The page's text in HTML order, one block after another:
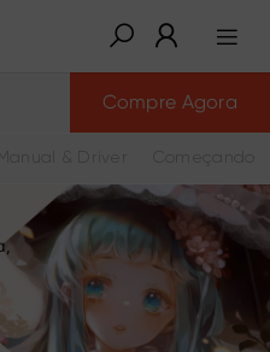
Compre Agora